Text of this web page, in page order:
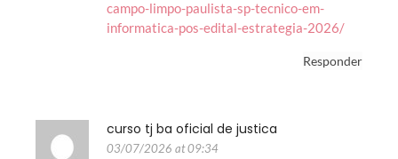
campo-limpo-paulista-sp-tecnico-em-
informatica-pos-edital-estrategia-2026/
Responder
curso tj ba oficial de justica
03/07/2026 at 09:34